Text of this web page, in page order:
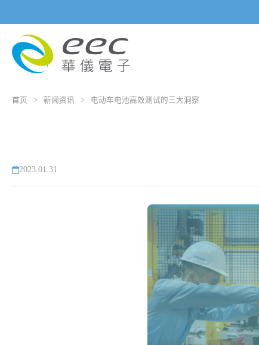
首页 > 新闻资讯 > 电动车电池高效测试的三大洞察
2023.01.31